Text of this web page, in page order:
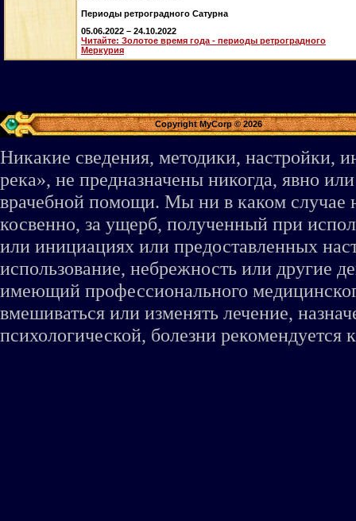
Периоды ретроградного Сатурна
05.06.2022 – 24.10.2022
Читайте: Золотое время года - периоды ретроградного
Меркурия
Copyright MyCorp © 2026
Никакие сведения, методики, настройки,
река», не предназначены никогда, явно
врачебной помощи. Мы ни в каком случае
косвенно, за ущерб, полученный при
или инициациях или предоставленных
использование, небрежность или другие
имеющий профессионального
вмешиваться или изменять лечение,
психологической, болезни рекомендуется